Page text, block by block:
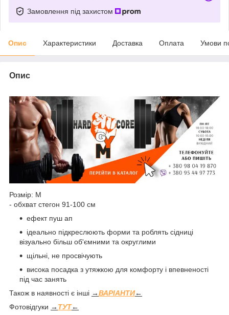
Замовлення під захистом
Опис Характеристики Доставка Оплата Умови
Опис
Розмір: М
- обхват стегон 91-100 см
ефект пуш ап
ідеально підкреслюють форми та роблять сідниці
візуально більш об'ємними та округлими
щільні, не просвічують
висока посадка з утяжкою для комфорту і впевненості
під час занять
Також в наявності є інші →ВАРІАНТИ←
Фотовідгуки → ТУТ←